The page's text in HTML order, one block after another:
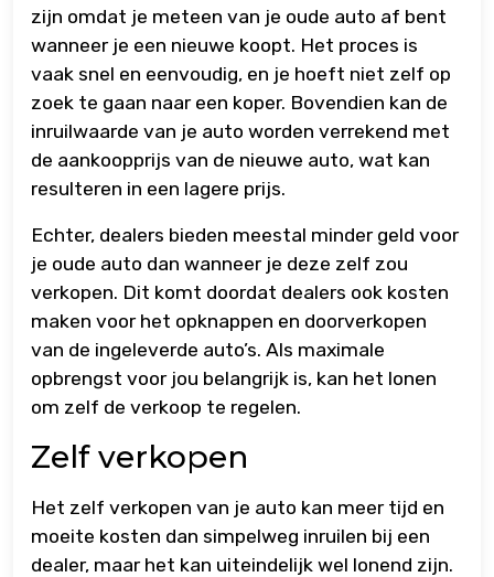
zijn omdat je meteen van je oude auto af bent
wanneer je een nieuwe koopt. Het proces is
vaak snel en eenvoudig, en je hoeft niet zelf op
zoek te gaan naar een koper. Bovendien kan de
inruilwaarde van je auto worden verrekend met
de aankoopprijs van de nieuwe auto, wat kan
resulteren in een lagere prijs.
Echter, dealers bieden meestal minder geld voor
je oude auto dan wanneer je deze zelf zou
verkopen. Dit komt doordat dealers ook kosten
maken voor het opknappen en doorverkopen
van de ingeleverde auto’s. Als maximale
opbrengst voor jou belangrijk is, kan het lonen
om zelf de verkoop te regelen.
Zelf verkopen
Het zelf verkopen van je auto kan meer tijd en
moeite kosten dan simpelweg inruilen bij een
dealer, maar het kan uiteindelijk wel lonend zijn.